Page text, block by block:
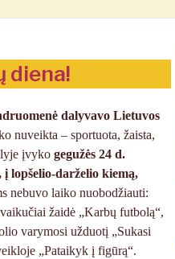
diena!
dalyvavo Lietuvos
nuveikta – sportuota, žaista,
įvyko gegužės 24 d.
lopšelio-darželio kiemą,
nebuvo laiko nuobodžiauti:
žaidė „Karbų futbolą“,
varymosi užduotį „Sukasi
„Pataikyk į figūrą“.